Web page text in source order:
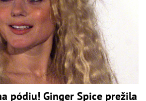
pódiu! Ginger Spice prežila